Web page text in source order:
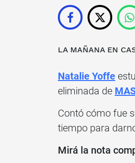
LA MAÑANA EN
Natalie Yoffe
eliminada de
Contó cómo fue
tiempo para
Mirá la nota